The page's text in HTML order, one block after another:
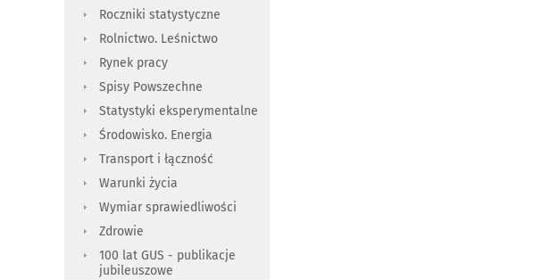
Roczniki statystyczne
Rolnictwo. Leśnictwo
Rynek pracy
Spisy Powszechne
Statystyki eksperymentalne
Środowisko. Energia
Transport i łączność
Warunki życia
Wymiar sprawiedliwości
Zdrowie
100 lat GUS - publikacje
jubileuszowe